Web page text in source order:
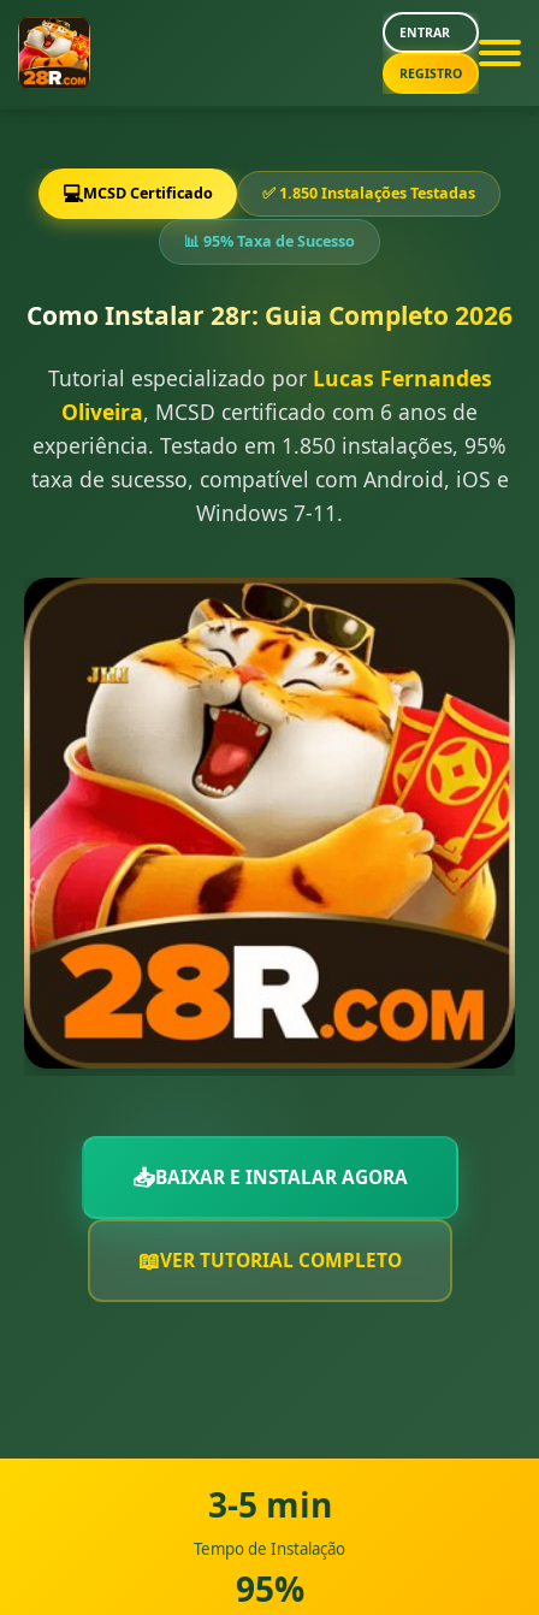
ENTRAR
REGISTRO
💻MCSD Certificado ✅ 1.850 Instalações Testadas
📊 95% Taxa de Sucesso
Como Instalar 28r: Guia Completo 2026
Tutorial especializado por Lucas Fernandes
Oliveira, MCSD certificado com 6 anos de
experiência. Testado em 1.850 instalações, 95%
taxa de sucesso, compatível com Android, iOS e
Windows 7-11.
📥BAIXAR E INSTALAR AGORA
📖VER TUTORIAL COMPLETO
3-5 min
Tempo de Instalação
95%